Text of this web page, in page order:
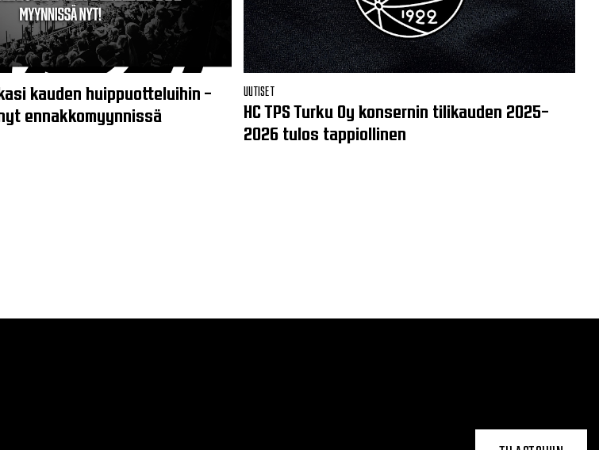
kauden huippuotteluihin –
ennakkomyynnissä
HC TPS Turku Oy konsernin tilikauden 2025–
2026 tulos tappiollinen
UUTISET